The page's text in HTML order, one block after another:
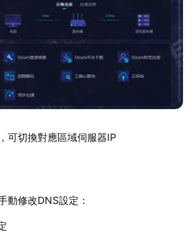
可切換對應區域伺服器IP
動修改DNS設定：